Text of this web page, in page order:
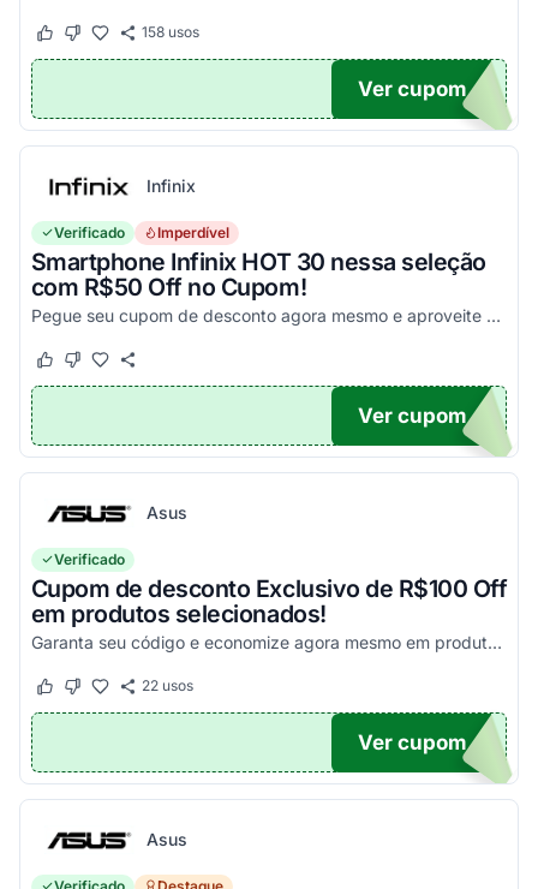
Este cupom funcionou
Este cupom não funcionou
158usos
PA
Ver cupom
Infinix
Verificado Imperdível
Smartphone Infinix HOT 30 nessa seleção
com R$50 Off no Cupom!
Pegue seu cupom de desconto agora mesmo e aproveite esta incrível oportunidade para economizar nas suas compras com este código!
Este cupom funcionou
Este cupom não funcionou
X50
Ver cupom
Asus
Verificado
Cupom de desconto Exclusivo de R$100 Off
em produtos selecionados!
Garanta seu código e economize agora mesmo em produtos selecionados!
Este cupom funcionou
Este cupom não funcionou
22usos
100
Ver cupom
Asus